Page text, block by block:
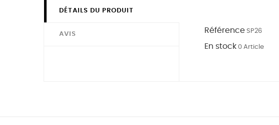
DÉTAILS DU PRODUIT
AVIS Référence SP26
En stock 0 Article